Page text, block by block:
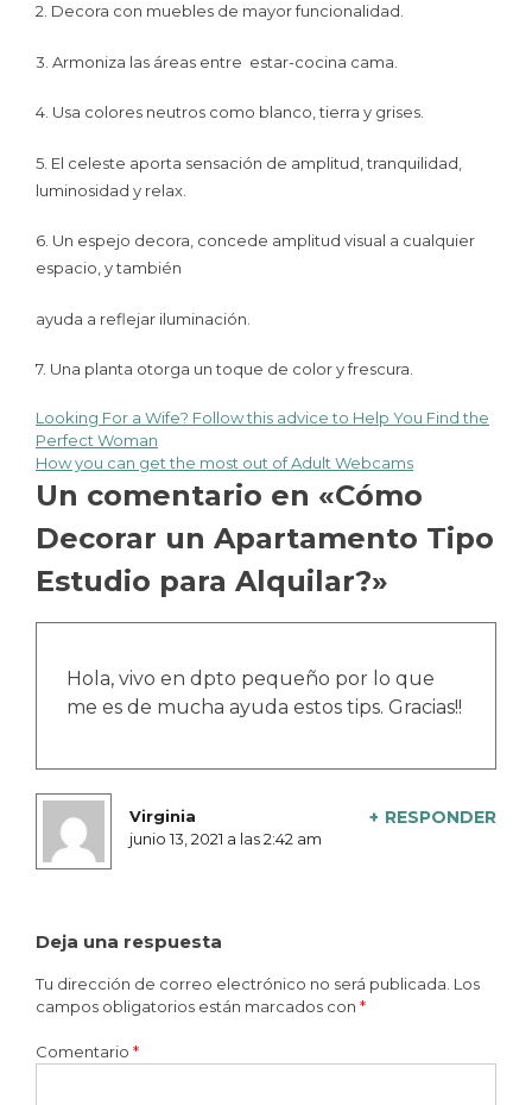
2. Decora con muebles de mayor funcionalidad.
3. Armoniza las áreas entre estar-cocina cama.
4. Usa colores neutros como blanco, tierra y grises.
5. El celeste aporta sensación de amplitud, tranquilidad,
luminosidad y relax.
6. Un espejo decora, concede amplitud visual a cualquier
espacio, y también
ayuda a reflejar iluminación.
7. Una planta otorga un toque de color y frescura.
Looking For a Wife? Follow this advice to Help You Find the
Perfect Woman
How you can get the most out of Adult Webcams
Un comentario en «Cómo
Decorar un Apartamento Tipo
Estudio para Alquilar?»
Hola, vivo en dpto pequeño por lo que
me es de mucha ayuda estos tips. Gracias!!
RESPONDER
Virginia
junio 13, 2021 a las 2:42 am
Deja una respuesta
Tu dirección de correo electrónico no será publicada. Los
campos obligatorios están marcados con *
Comentario *